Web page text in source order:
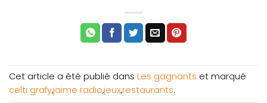
Cet article a été publié dans Les gagnants et marqué
celti grafy,jaime radio,jeux,restaurants.